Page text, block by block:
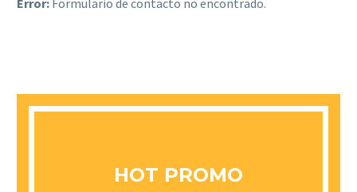
Error: Formulario de contacto no encontrado.
HOT PROMO